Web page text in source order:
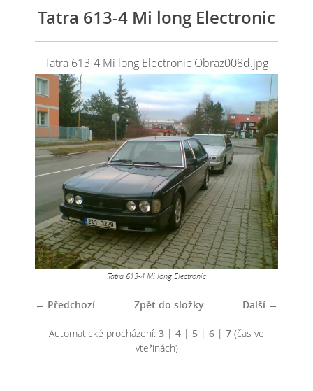
Tatra 613-4 Mi long Electronic
Tatra 613-4 Mi long Electronic Obraz008d.jpg
Tatra 613-4 Mi long Electronic
← Předchozí Další →
Zpět do složky
Automatické procházení: 3 | 4 | 5 | 6 | 7 (čas ve
vteřinách)